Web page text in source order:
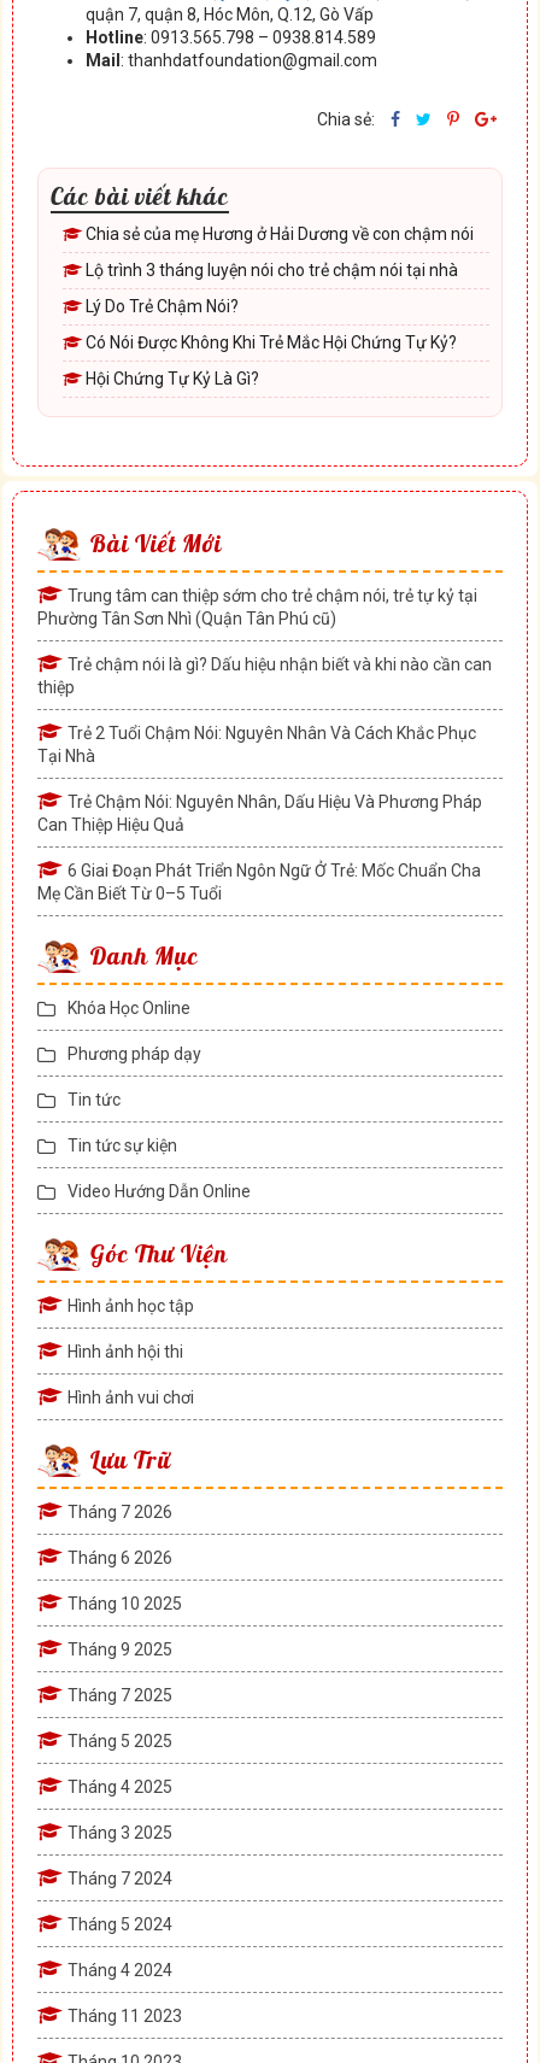
Bài Viết Mới
Trung tâm can thiệp sớm cho trẻ chậm nói, trẻ tự kỷ tại
Phường Tân Sơn Nhì (Quận Tân Phú cũ)
Trẻ chậm nói là gì? Dấu hiệu nhận biết và khi nào cần can
thiệp
Trẻ 2 Tuổi Chậm Nói: Nguyên Nhân Và Cách Khắc Phục
Tại Nhà
Trẻ Chậm Nói: Nguyên Nhân, Dấu Hiệu Và Phương Pháp
Can Thiệp Hiệu Quả
6 Giai Đoạn Phát Triển Ngôn Ngữ Ở Trẻ: Mốc Chuẩn Cha
Mẹ Cần Biết Từ 0–5 Tuổi
Danh Mục
Khóa Học Online
Phương pháp dạy
Tin tức
Tin tức sự kiện
Video Hướng Dẫn Online
Góc Thư Viện
Hình ảnh học tập
Hình ảnh hội thi
Hình ảnh vui chơi
Lưu Trữ
Tháng 7 2026
Tháng 6 2026
Tháng 10 2025
Tháng 9 2025
Tháng 7 2025
Tháng 5 2025
Tháng 4 2025
Tháng 3 2025
Tháng 7 2024
Tháng 5 2024
Tháng 4 2024
Tháng 11 2023
quận 7, quận 8, Hóc Môn, Q.12, Gò Vấp
Hotline: 0913.565.798 – 0938.814.589
Mail: thanhdatfoundation@gmail.com
Chia sẻ:
Các bài viết khác
Chia sẻ của mẹ Hương ở Hải Dương về con chậm nói
Lộ trình 3 tháng luyện nói cho trẻ chậm nói tại nhà
Lý Do Trẻ Chậm Nói?
Có Nói Được Không Khi Trẻ Mắc Hội Chứng Tự Kỷ?
Hội Chứng Tự Kỷ Là Gì?